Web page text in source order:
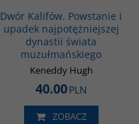
Dwór Kalifów. Powstanie i
upadek najpotężniejszej
dynastii świata
muzułmańskiego
Keneddy Hugh
40.00PLN
ZOBACZ